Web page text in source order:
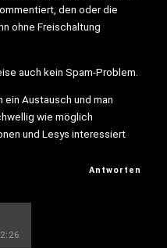
den oder die
ohne Freischaltung
auch kein Spam-Problem.
ein Austausch und man
wie möglich
und Lesys interessiert
Antworten